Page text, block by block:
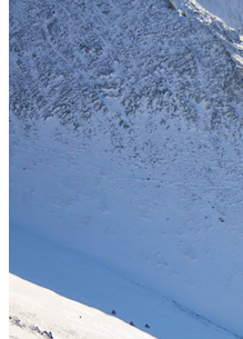
Copa del Món ISMF